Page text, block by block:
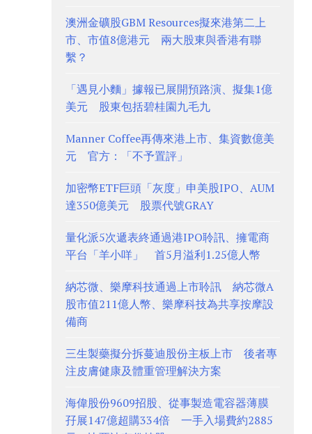
澳洲金礦股GBM Resources擬來港第二上
市、市值8億港元 兩大股東與香港有聯
繫？
「遇見小麵」據報已展開預路演、擬集1億
美元 股東包括碧桂園九毛九
Manner Coffee再傳來港上市、集資數億美
元 官方：「不予置評」
加密幣ETF巨頭「灰度」申美股IPO、AUM
達350億美元 股票代號GRAY
量化派5次遞表終通過港IPO聆訊、擁電商
平台「羊小咩」 首5月溢利1.25億人幣
納芯微、樂摩科技通過上市聆訊 納芯微A
股市值211億人幣、樂摩科技為共享按摩設
備商
三生製藥擬分拆蔓迪股份主板上市 後者專
注皮膚健康及體重管理解決方案
海偉股份9609招股、從事製造電容器薄膜
孖展147億超購334倍 一手入場費約2885